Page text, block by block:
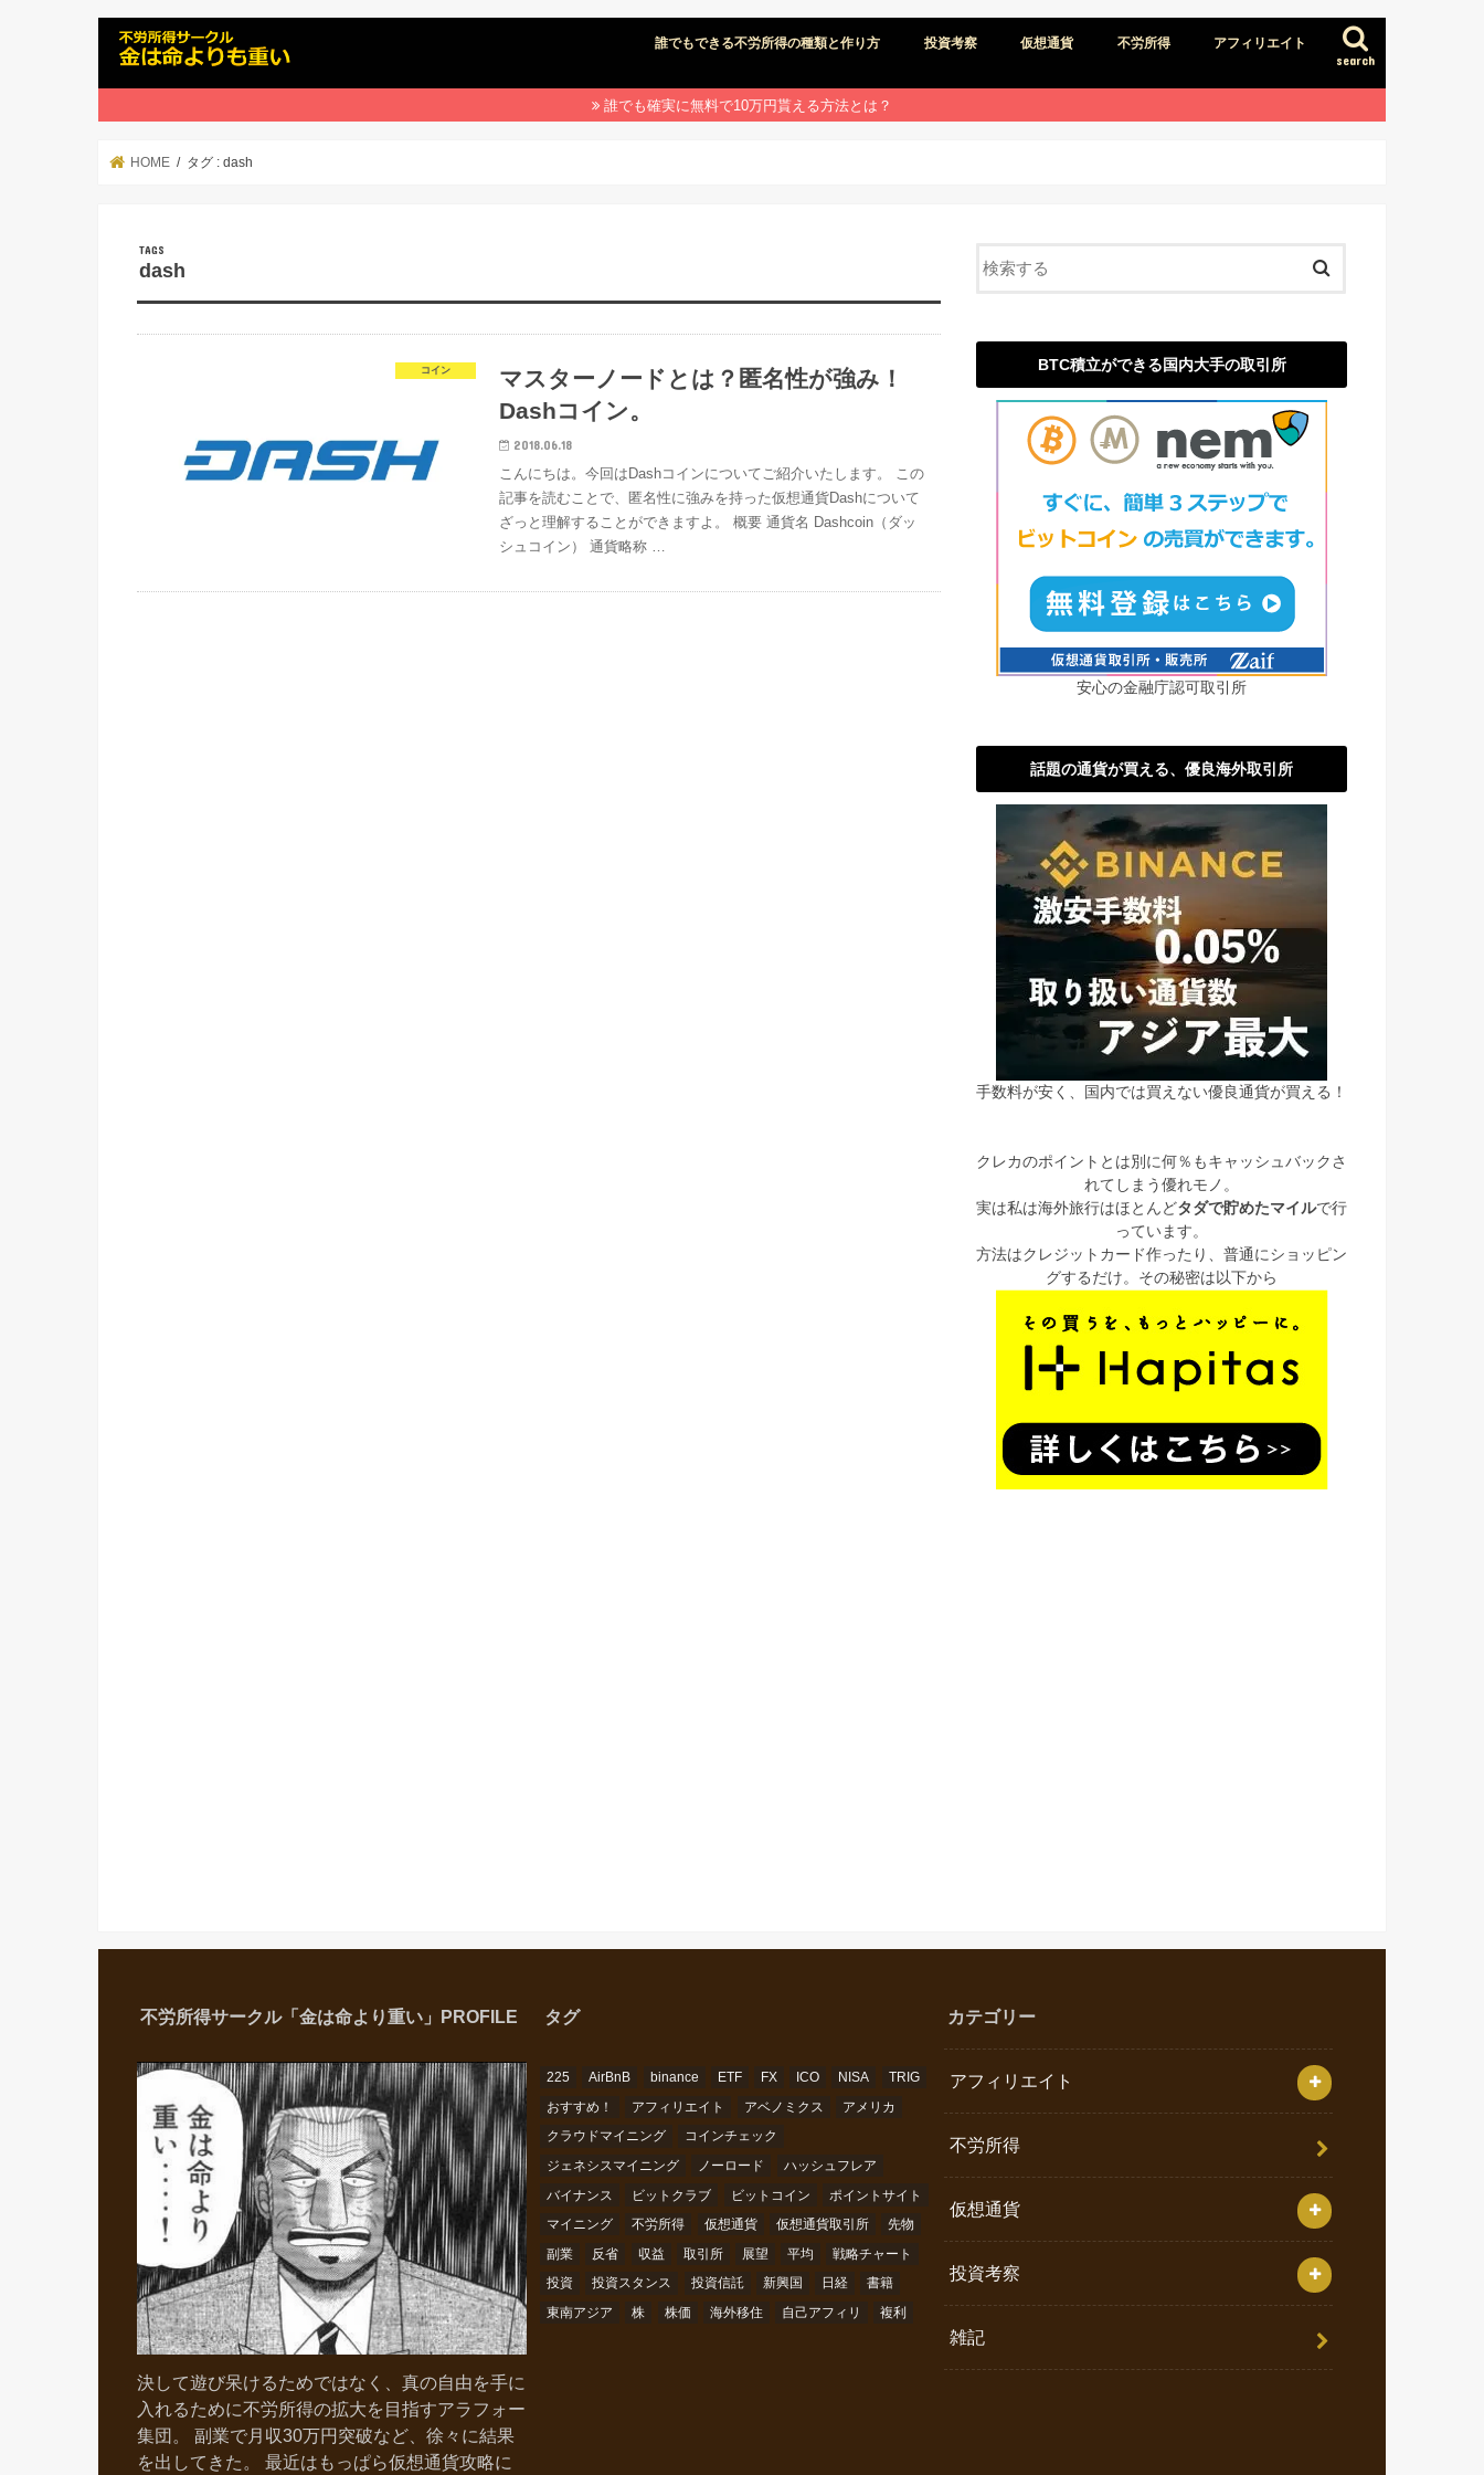
search
誰でもできる不労所得の種類と作り方 投資考察 仮想通貨 不労所得 アフィリエイト
誰でも確実に無料で10万円貰える方法とは？
HOME タグ : dash
dash
コイン
マスターノードとは？匿名性が強み！
Dashコイン。
2018.06.18
こんにちは。今回はDashコインについてご紹介いたします。 この
記事を読むことで、匿名性に強みを持った仮想通貨Dashについて
ざっと理解することができますよ。 概要 通貨名 Dashcoin（ダッ
シュコイン） 通貨略称 …
BTC積立ができる国内大手の取引所
安心の金融庁認可取引所
話題の通貨が買える、優良海外取引所
手数料が安く、国内では買えない優良通貨が買える！
クレカのポイントとは別に何％もキャッシュバックさ
れてしまう優れモノ。
実は私は海外旅行はほとんどタダで貯めたマイルで行
っています。
方法はクレジットカード作ったり、普通にショッピン
グするだけ。その秘密は以下から
不労所得サークル「金は命より重い」PROFILE
決して遊び呆けるためではなく、真の自由を手に
入れるために不労所得の拡大を目指すアラフォー
集団。 副業で月収30万円突破など、徐々に結果
を出してきた。 最近はもっぱら仮想通貨攻略に
タグ
225 AirBnB binance ETF FX ICO NISA
TRIG
おすすめ！
アフィリエイト アベノミクス
アメリカ
クラウドマイニング
コインチェック
ジェネシスマイニング
ノーロード
ハッシュフレア
バイナンス
ビットクラブ ビットコイン
ポイントサイト
マイニング
不労所得 仮想通貨 仮想通貨取引所
先物
副業
反省 収益 取引所 展望 平均
戦略チャート
投資
投資スタンス 投資信託 新興国 日経
書籍
東南アジア
株 株価 海外移住 自己アフィリ 複利
カテゴリー
アフィリエイト
不労所得
仮想通貨
投資考察
雑記